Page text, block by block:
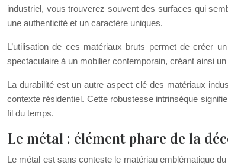
industriel, vous trouverez souvent des surfaces qui
une authenticité et un caractère uniques.
L’utilisation de ces matériaux bruts permet de créer
spectaculaire à un mobilier contemporain, créant ainsi
La durabilité est un autre aspect clé des matériaux
contexte résidentiel. Cette robustesse intrinsèque
fil du temps.
Le métal : élément phare de la
Le métal est sans conteste le matériau emblématique